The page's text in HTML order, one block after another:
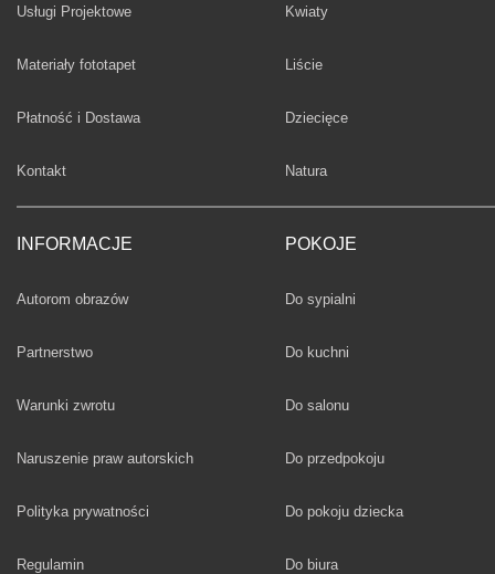
Usługi Projektowe
Materiały fototapet
Płatność i Dostawa
Kontakt
INFORMACJE
Autorom obrazów
Partnerstwo
Warunki zwrotu
Naruszenie praw autorskich
Polityka prywatności
Regulamin
Fototapety
Kwiaty
Fototapety
Liście
Fototapety
Dziecięce
Fototapety
Natura
POKOJE
Fototapety
Do sypialni
Fototapety
Do kuchni
Fototapety
Do salonu
Fototapety
Do przedpokoju
Fototapety
Do pokoju dziecka
Fototapety
Do biura